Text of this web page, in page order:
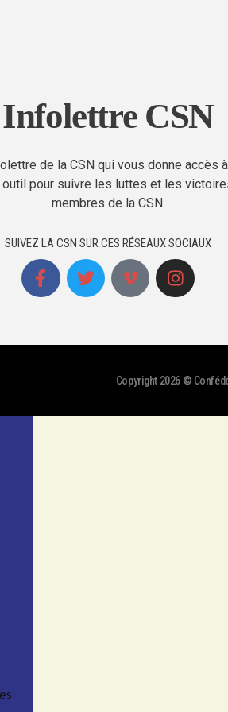
Infolettre CSN
de la CSN qui vous donne accès
pour suivre les luttes et les
membres de la CSN.
SUIVEZ LA CSN SUR CES RÉSEAUX SOCIAUX
Copyright 2026 ©